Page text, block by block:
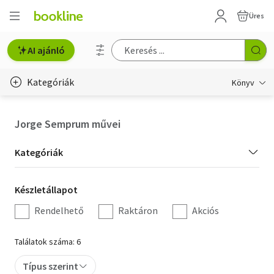
Üres
AI ajánló
Kategóriák Könyv
Hobbi, szabadidő
Irodalom
Művészet
Szakkönyv
Jorge Semprum művei
Kategória
szűrés
Kategóriák
Készletállapot
szűrés
Készletállapot
Rendelhető
Raktáron Akciós
Találatok száma: 6
Típus szerint